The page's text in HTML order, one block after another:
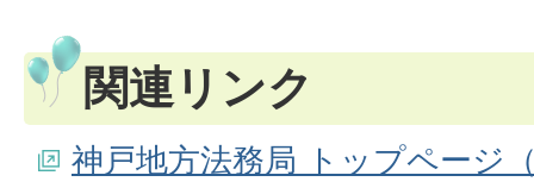
関連リンク
神戸地方法務局 トップページ